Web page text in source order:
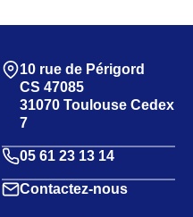
10 rue de Périgord
CS 47085
31070 Toulouse Cedex
7
05 61 23 13 14
Contactez-nous